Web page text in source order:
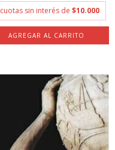
cuotas sin interés de $10.000